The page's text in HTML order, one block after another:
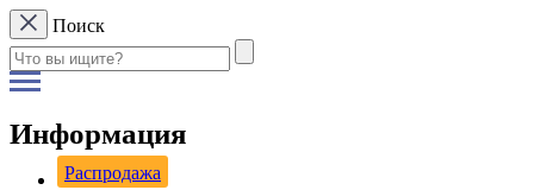
Поиск
Информация
Распродажа